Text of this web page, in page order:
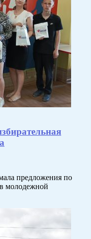
предложения по
молодежной